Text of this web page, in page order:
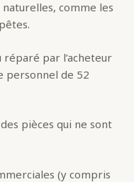
naturelles, comme les
par l’acheteur
personnel de 52
pièces qui ne sont
(y compris